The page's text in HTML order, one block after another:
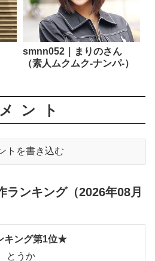
smnn052｜まりのさん
（素人ムクムク-ナンパ-）
ント
トを書き込む
ランキング（2026年08月
キング第1位★
とうか